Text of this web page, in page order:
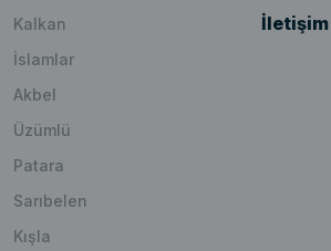
Kalkan
İslamlar
Akbel
Üzümlü
Patara
Sarıbelen
Kışla
İletişim